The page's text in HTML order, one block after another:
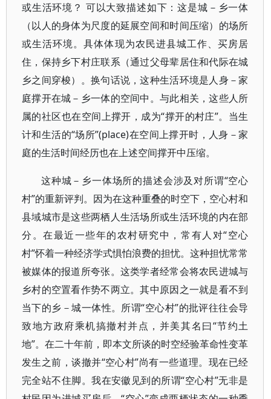
或生活环境？ 可以大致描述如下：这是城－乡一体
（以人的身体为尺度的延展空间和时间压缩）的场所
或生活环境。具体体现为农民进县城工作、买房居
住，保持乡下村庄联系（通过父母辈居住和代际在城
乡之间穿梭）。换句话说，这种生活环境是人身－家
庭撑开在城－乡一体的空间中。与此相关，这些人所
属的社区也在空间上撑开，成为“撑开的村庄”。当生
计和生活的“场所”(place)在空间上撑开时，人身－家
庭的生活时间经历也在上述空间撑开中压缩。
这种城－乡一体场所的描述会涉及对所谓“空心
村”的重新评判。因为在这种重叠的时空下，空心村和
县域城市是这些两栖人生活场所或生活环境的内在部
分。在最近一些年的农村研究中，常有人对“空心
村”怀着一种经济学式惧怕浪费的担忧。这种担忧常常
被媒体的报道所夸张。这类学者经常会将农民进城与
乡村的空置看作势不两立。其中原因之一就是看不到
当下的乡－城一体性。所谓“空心村”的批评往往会导
致地方政府乘机搞撤村并点，并美其名曰“节约土
地”。在二十年前，即本文所谈的时空经验革命性变革
发生之前，谈撤并“空心村”尚有一些道理。现在已经
完全站不住脚。我在安徽见到的所谓“空心村”无非是